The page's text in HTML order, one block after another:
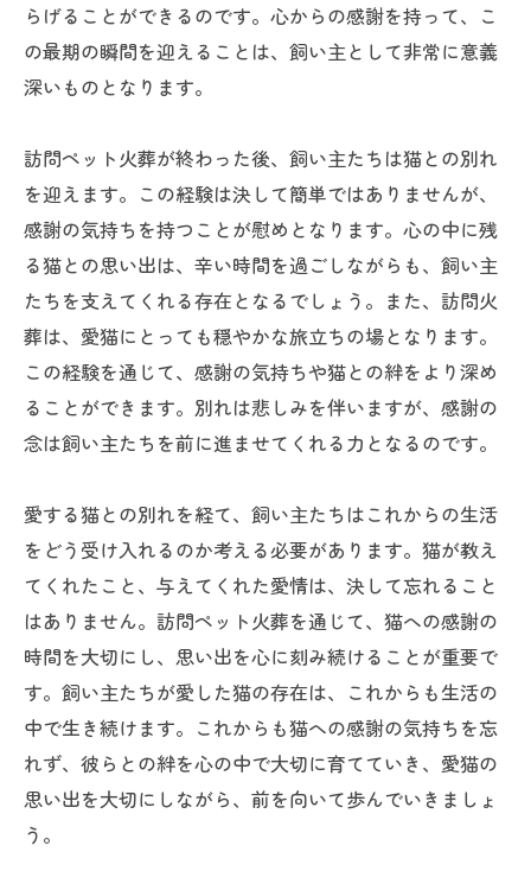
らげることができるのです。心からの感謝を持って、こ
の最期の瞬間を迎えることは、飼い主として非常に意義
深いものとなります。
訪問ペット火葬が終わった後、飼い主たちは猫との別れ
を迎えます。この経験は決して簡単ではありませんが、
感謝の気持ちを持つことが慰めとなります。心の中に残
る猫との思い出は、辛い時間を過ごしながらも、飼い主
たちを支えてくれる存在となるでしょう。また、訪問火
葬は、愛猫にとっても穏やかな旅立ちの場となります。
この経験を通じて、感謝の気持ちや猫との絆をより深め
ることができます。別れは悲しみを伴いますが、感謝の
念は飼い主たちを前に進ませてくれる力となるのです。
愛する猫との別れを経て、飼い主たちはこれからの生活
をどう受け入れるのか考える必要があります。猫が教え
てくれたこと、与えてくれた愛情は、決して忘れること
はありません。訪問ペット火葬を通じて、猫への感謝の
時間を大切にし、思い出を心に刻み続けることが重要で
す。飼い主たちが愛した猫の存在は、これからも生活の
中で生き続けます。これからも猫への感謝の気持ちを忘
れず、彼らとの絆を心の中で大切に育てていき、愛猫の
思い出を大切にしながら、前を向いて歩んでいきましょ
う。